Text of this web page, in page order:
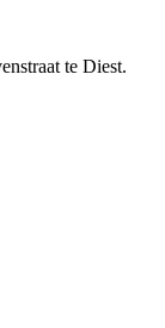
te Diest.